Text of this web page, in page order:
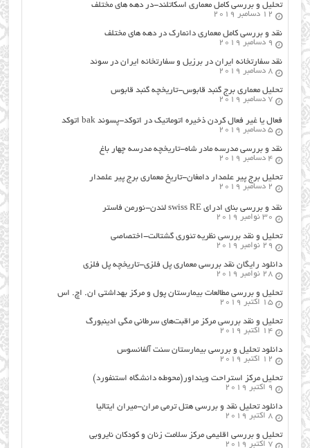
تحلیل و بررسی کامل معماری اسکاتلند-در دهه های مختلف
12 دسامبر 2019
نقد و بررسی کامل معماری دانمارک در دهه های مختلف
9 دسامبر 2019
نقد سفارتخانه ایران در برزیل و سفارتخانه ایران در سوئد
8 دسامبر 2019
تحلیل معماری برج گنبد قابوس-تاریخچه گنبد قابوس
7 دسامبر 2019
فعال یا غیر فعال کردن ذخیره اتوماتیک در اتوکد-پسوند bak اتوکد
5 دسامبر 2019
نقد و بررسی مدرسه مادر شاه-تاریخچه مدرسه چهار باغ
4 دسامبر 2019
تحلیل برج پیر علمدار دامغان-تاریخ معماری برج پیر علمدار
2 دسامبر 2019
نقد و بررسی بنای ادرای swiss RE لندن-نورمن فاستر
30 نوامبر 2019
تحلیل و نقد بررسی نظریه تئوری گشتالت-اختصاصی
29 نوامبر 2019
دانلود رایگان نقد بررسی معماری پل فلزی-تاریخچه پل فلزی
28 نوامبر 2019
تحلیل و بررسی مطالعات بیمارستان پول و مرکز بهداشتی ان. اچ. اس
15 اکتبر 2019
تحلیل و نقد بررسی مرکز مراقبت‌های سرطانی مگی ادینبورگ
14 اکتبر 2019
دانلود تحلیل و بررسی بیمارستان سنت آلفانسوس
12 اکتبر 2019
تحلیل مرکز استراحت وینداور(محوطه دانشگاه استنفورد)
9 اکتبر 2019
دانلود تحلیل نقد و بررسی هتل ترمی مران-میران ایتالیا
8 اکتبر 2019
تحلیل و بررسی اقلیمی مرکز سلامت زنان و کودکان نایروبی
7 اکتبر 2019